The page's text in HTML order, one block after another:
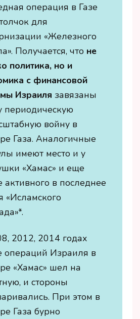
операция в Газе
для
«Железного
Получается, что не
политика, но и
с финансовой
Израиля завязаны
периодическую
войну в
Газа. Аналогичные
имеют место и у
«Хамас» и еще
активного в последнее
«Исламского
2012, 2014 годах
операций Израиля в
«Хамас» шел на
и стороны
При этом в
Газа бурно